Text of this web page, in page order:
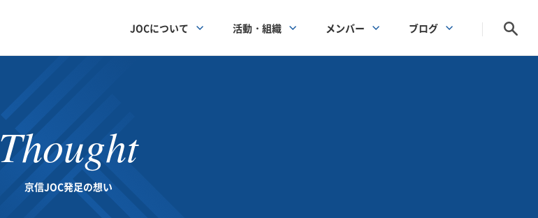
JOCについて 活動・組織 メンバー ブログ
Thought
京信JOC発足の想い